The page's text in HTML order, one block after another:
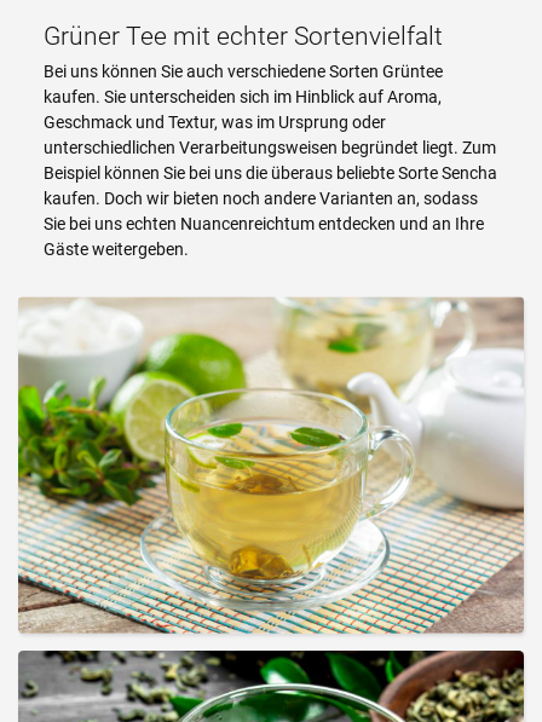
Grüner Tee mit echter Sortenvielfalt
Bei uns können Sie auch verschiedene Sorten Grüntee
kaufen. Sie unterscheiden sich im Hinblick auf Aroma,
Geschmack und Textur, was im Ursprung oder
unterschiedlichen Verarbeitungsweisen begründet liegt. Zum
Beispiel können Sie bei uns die überaus beliebte Sorte Sencha
kaufen. Doch wir bieten noch andere Varianten an, sodass
Sie bei uns echten Nuancenreichtum entdecken und an Ihre
Gäste weitergeben.